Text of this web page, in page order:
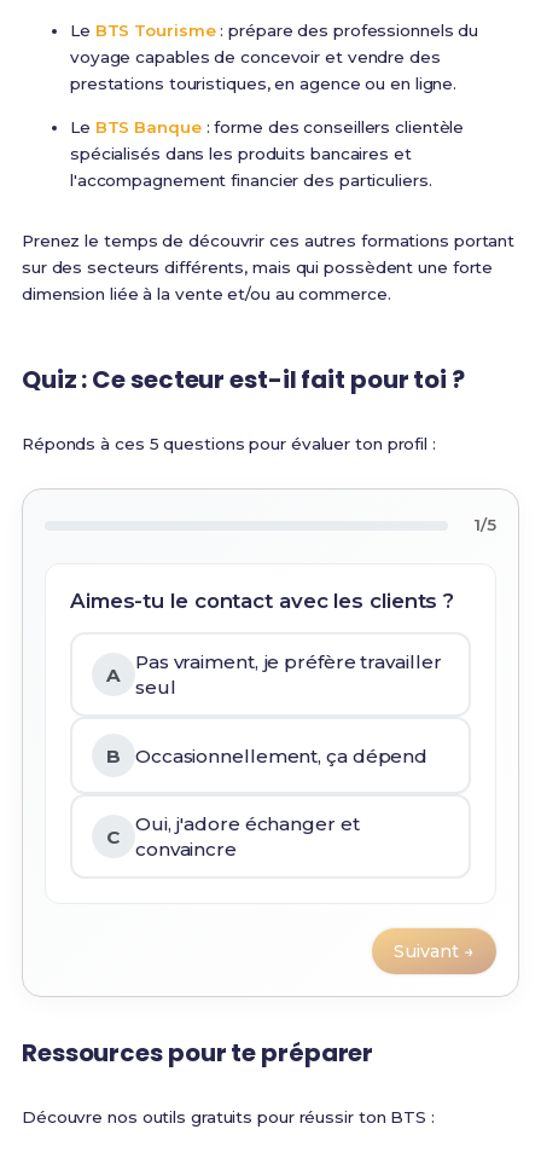
Le BTS Tourisme: prépare des professionnels du
voyage capables de concevoir et vendre des
prestations touristiques, en agence ou en ligne.
Le BTS Banque: forme des conseillers clientèle
spécialisés dans les produits bancaires et
l'accompagnement financier des particuliers.
Prenez le temps de découvrir ces autres formations portant
sur des secteurs différents, mais qui possèdent une forte
dimension liée à la vente et/ou au commerce.
Quiz : Ce secteur est-il fait pour toi ?
Réponds à ces 5 questions pour évaluer ton profil :
1/5
Aimes-tu le contact avec les clients ?
A
Pas vraiment, je préfère travailler
seul
B Occasionnellement, ça dépend
C
Oui, j'adore échanger et
convaincre
Suivant →
Ressources pour te préparer
Découvre nos outils gratuits pour réussir ton BTS :